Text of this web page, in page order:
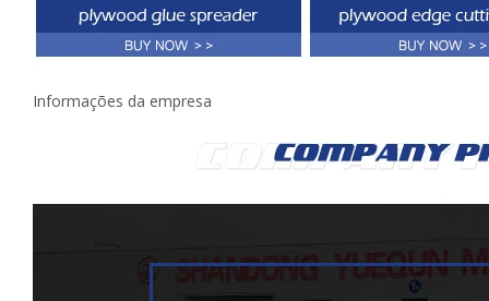
Informações da empresa